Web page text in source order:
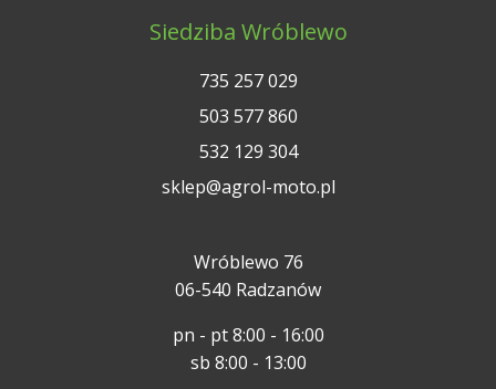
Siedziba Wróblewo
735 257 029
503 577 860
532 129 304
sklep@agrol-moto.pl
Wróblewo 76
06-540 Radzanów
pn - pt 8:00 - 16:00
sb 8:00 - 13:00